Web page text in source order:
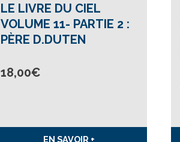
LE LIVRE DU CIEL
VOLUME 11- PARTIE 2 :
PÈRE D.DUTEN
18,00€
EN SAVOIR +